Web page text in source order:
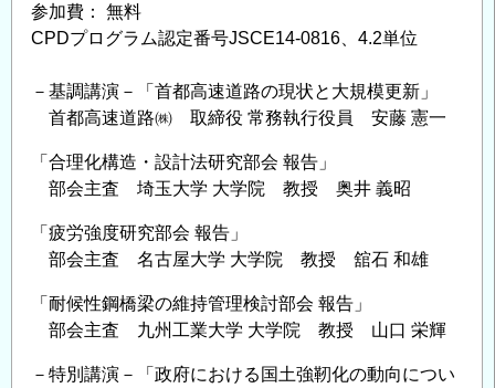
習
の
参加費： 無料
CPDプログラム認定番号JSCE14-0816、4.2単位
－基調講演－「首都高速道路の現状と大規模更新」
首都高速道路㈱ 取締役 常務執行役員 安藤 憲一
「合理化構造・設計法研究部会 報告」
部会主査 埼玉大学 大学院 教授 奥井 義昭
「疲労強度研究部会 報告」
部会主査 名古屋大学 大学院 教授 舘石 和雄
「耐候性鋼橋梁の維持管理検討部会 報告」
部会主査 九州工業大学 大学院 教授 山口 栄輝
－特別講演－「政府における国土強靭化の動向につい